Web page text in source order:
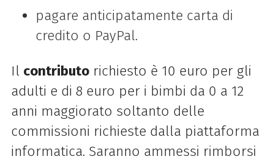
pagare anticipatamente carta di
credito o PayPal.
Il contributorichiesto è 10 euro per gli
adulti e di 8 euro per i bimbi da 0 a 12
anni maggiorato soltanto delle
commissioni richieste dalla piattaforma
informatica. Saranno ammessi rimborsi